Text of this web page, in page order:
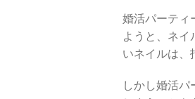
婚活パーティ
ようと、ネイ
いネイルは、
しかし婚活